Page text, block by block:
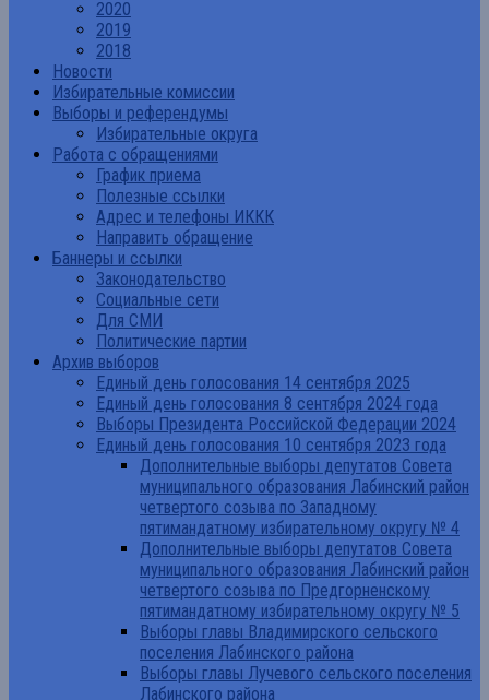
2020
2019
2018
Новости
Избирательные комиссии
Выборы и референдумы
Избирательные округа
Работа с обращениями
График приема
Полезные ссылки
Адрес и телефоны ИККК
Направить обращение
Баннеры и ссылки
Законодательство
Социальные сети
Для СМИ
Политические партии
Архив выборов
Единый день голосования 14 сентября 2025
Единый день голосования 8 сентября 2024 года
Выборы Президента Российской Федерации 2024
Единый день голосования 10 сентября 2023 года
Дополнительные выборы депутатов Совета
муниципального образования Лабинский район
четвертого созыва по Западному
пятимандатному избирательному округу № 4
Дополнительные выборы депутатов Совета
муниципального образования Лабинский район
четвертого созыва по Предгорненскому
пятимандатному избирательному округу № 5
Выборы главы Владимирского сельского
поселения Лабинского района
Выборы главы Лучевого сельского поселения
Лабинского района